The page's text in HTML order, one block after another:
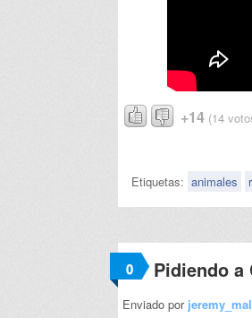
+14 (14
Etiquetas: animales
0 Pidiendo a
Enviado por